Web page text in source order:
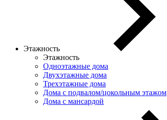
Этажность
Этажность
Одноэтажные дома
Двухэтажные дома
Трехэтажные дома
Дома с подвалом/цокольным этажом
Дома с мансардой